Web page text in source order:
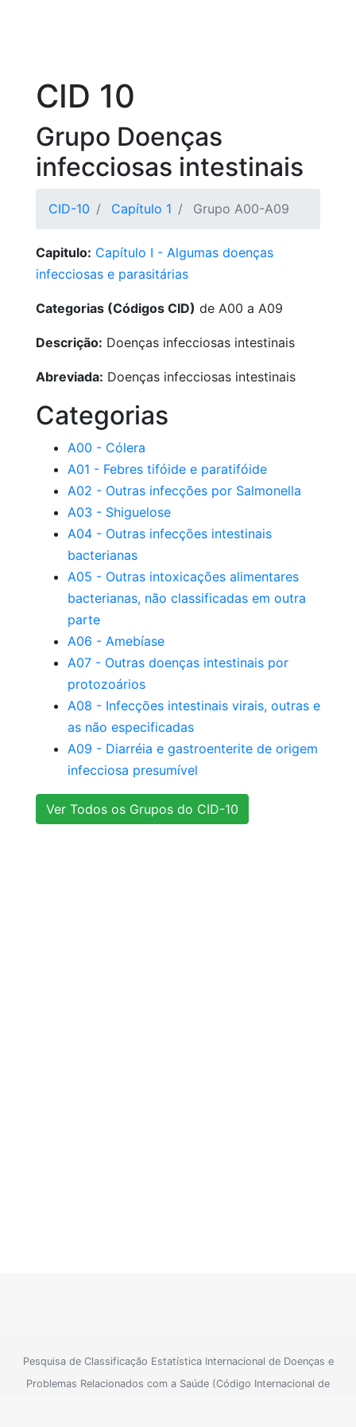
CID 10
Grupo Doenças
infecciosas intestinais
CID-10 Capítulo 1 Grupo A00-A09
Capitulo: Capítulo I - Algumas doenças
infecciosas e parasitárias
Categorias (Códigos CID) de A00 a A09
Descrição: Doenças infecciosas intestinais
Abreviada: Doenças infecciosas intestinais
Categorias
A00 - Cólera
A01 - Febres tifóide e paratifóide
A02 - Outras infecções por Salmonella
A03 - Shiguelose
A04 - Outras infecções intestinais
bacterianas
A05 - Outras intoxicações alimentares
bacterianas, não classificadas em outra
parte
A06 - Amebíase
A07 - Outras doenças intestinais por
protozoários
A08 - Infecções intestinais virais, outras e
as não especificadas
A09 - Diarréia e gastroenterite de origem
infecciosa presumível
Ver Todos os Grupos do CID-10
Pesquisa de Classificação Estatística Internacional de Doenças e
Problemas Relacionados com a Saúde (Código Internacional de